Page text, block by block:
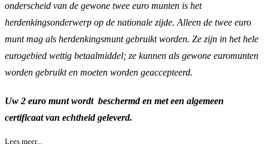
onderscheid van de gewone twee euro munten is het
herdenkingsonderwerp op de nationale zijde. Alleen de twee euro
munt mag als herdenkingsmunt gebruikt worden. Ze zijn in het hele
eurogebied wettig betaalmiddel; ze kunnen als gewone euromunten
worden gebruikt en moeten worden geaccepteerd.
Uw 2 euro munt wordt beschermd en met een algemeen
certificaat van echtheidgeleverd.
Lees meer...